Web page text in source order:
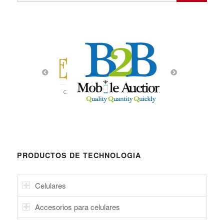
PRODUCTOS DE TECHNOLOGIA
Celulares
Accesorios para celulares